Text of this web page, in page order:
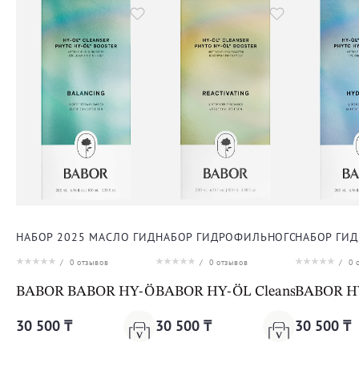
НАБОР 2025 МАСЛО ГИДРОФИЛЬНОЕ ОЧИЩАЮЩЕЕ +
/ 0 отзывов
BABOR BABOR HY-ÖL Cleanser & Phyto Booster
30 500 ₸
НАБОР ГИДРОФИЛЬНОГО
/ 0 отзывов
BABOR HY-ÖL Cleanser &
30 500 ₸
НАБОР
/ 0
BABOR
30 500 ₸